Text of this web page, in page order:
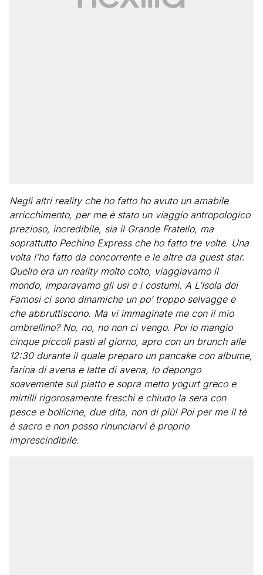
Negli altri reality che ho fatto ho avuto un amabile
arricchimento, per me è stato un viaggio antropologico
prezioso, incredibile, sia il Grande Fratello, ma
soprattutto Pechino Express che ho fatto tre volte. Una
volta l’ho fatto da concorrente e le altre da guest star.
Quello era un reality molto colto, viaggiavamo il
mondo, imparavamo gli usi e i costumi. A L’Isola dei
Famosi ci sono dinamiche un po’ troppo selvagge e
che abbruttiscono. Ma vi immaginate me con il mio
ombrellino? No, no, no non ci vengo. Poi io mangio
cinque piccoli pasti al giorno, apro con un brunch alle
12:30 durante il quale preparo un pancake con albume,
farina di avena e latte di avena, lo depongo
soavemente sul piatto e sopra metto yogurt greco e
mirtilli rigorosamente freschi e chiudo la sera con
pesce e bollicine, due dita, non di più! Poi per me il tè
è sacro e non posso rinunciarvi è proprio
imprescindibile.